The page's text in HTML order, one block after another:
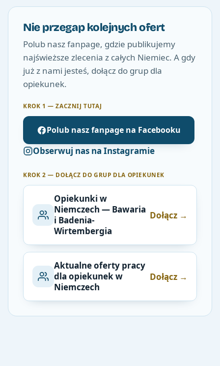
Nie przegap kolejnych ofert
Polub nasz fanpage, gdzie publikujemy
najświeższe zlecenia z całych Niemiec. A gdy
już z nami jesteś, dołącz do grup dla
opiekunek.
KROK 1 — ZACZNIJ TUTAJ
Polub nasz fanpage na Facebooku
Obserwuj nas na Instagramie
KROK 2 — DOŁĄCZ DO GRUP DLA OPIEKUNEK
Opiekunki w
Niemczech — Bawaria
i Badenia-
Wirtembergia
Dołącz →
Aktualne oferty pracy
dla opiekunek w
Niemczech
Dołącz →